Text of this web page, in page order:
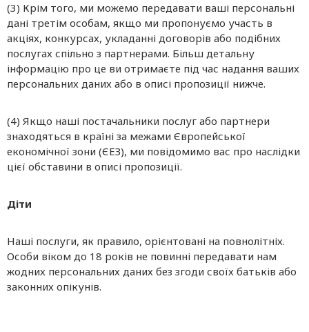
(3) Крім того, ми можемо передавати ваші персональні
дані третім особам, якщо ми пропонуємо участь в
акціях, конкурсах, укладанні договорів або подібних
послугах спільно з партнерами. Більш детальну
інформацію про це ви отримаєте під час надання ваших
персональних даних або в описі пропозиції нижче.
(4) Якщо наші постачальники послуг або партнери
знаходяться в країні за межами Європейської
економічної зони (ЄЕЗ), ми повідомимо вас про наслідки
цієї обставини в описі пропозиції.
Діти
Наші послуги, як правило, орієнтовані на повнолітніх.
Особи віком до 18 років не повинні передавати нам
жодних персональних даних без згоди своїх батьків або
законних опікунів.